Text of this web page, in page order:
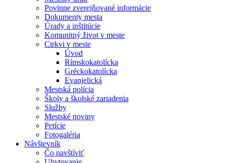
Povinne zverejňované informácie
Dokumenty mesta
Úrady a inštitúcie
Komunitný život v meste
Cirkvi v meste
Úvod
Rímskokatolícka
Gréckokatolícka
Evanjelická
Mestská polícia
Školy a školské zariadenia
Služby
Mestské noviny
Petície
Fotogaléria
Návštevník
Čo navštíviť